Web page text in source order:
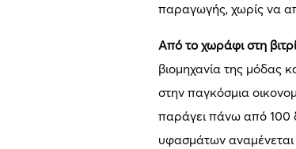
παραγωγής, χωρίς να
Από το χωράφι στη
βιομηχανία της μόδας
στην παγκόσμια
παράγει πάνω από 100
υφασμάτων